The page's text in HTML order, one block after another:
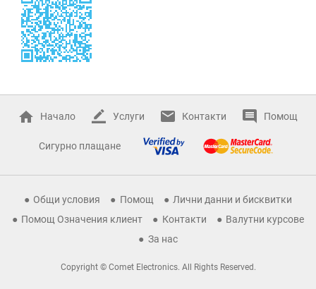
Начало Услуги Контакти Помощ
Сигурно плащане
Общи условия Помощ
Лични данни и бисквитки
Помощ Означения клиент
Контакти
Валутни курсове
За нас
Copyright © Comet Electronics. All Rights Reserved.